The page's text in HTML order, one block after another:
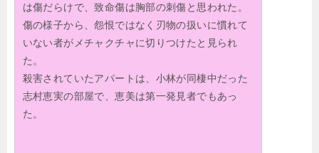
は傷だらけで、致命傷は胸部の刺傷と思われた。
傷の様子から、怨恨ではなく刃物の扱いに慣れて
いない者がメチャクチャに切りつけたと見られ
た。
殺害されていたアパートは、小林が同棲中だった
志村恵実の部屋で、恵美は第一発見者でもあっ
た。